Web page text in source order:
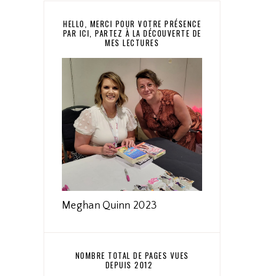
HELLO, MERCI POUR VOTRE PRÉSENCE
PAR ICI, PARTEZ À LA DÉCOUVERTE DE
MES LECTURES
Meghan Quinn 2023
NOMBRE TOTAL DE PAGES VUES
DEPUIS 2012